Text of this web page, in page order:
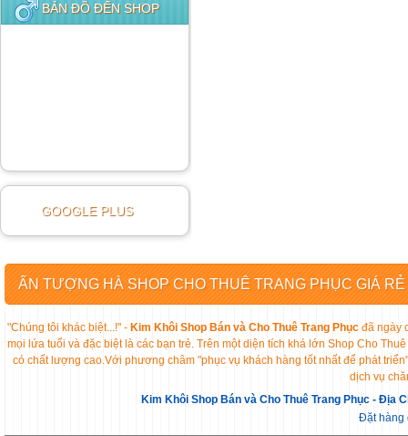
BẢN ĐỒ ĐẾN SHOP
GOOGLE PLUS
ẤN TƯỢNG HÀ SHOP CHO THUÊ TRANG PHỤC GIÁ
"Chúng tôi khác biệt...!" - Kim Khôi Shop Bán và Cho Thuê Trang Phụcđã ngày
mọi lứa tuổi và đặc biệt là các bạn trẻ. Trên một diện tích khá lớn Shop Cho
có chất lượng cao.Với phương châm "phục vụ khách hàng tốt nhất để phát
dịch vụ
Kim Khôi Shop Bán và Cho Thuê Trang Phục - Địa
Đặt hàng